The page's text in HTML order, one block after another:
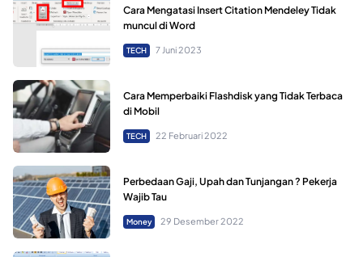
Cara Mengatasi Insert Citation Mendeley Tidak
muncul di Word
TECH 7 Juni 2023
Cara Memperbaiki Flashdisk yang Tidak Terbaca
di Mobil
TECH 22 Februari 2022
Perbedaan Gaji, Upah dan Tunjangan ? Pekerja
Wajib Tau
Money 29 Desember 2022